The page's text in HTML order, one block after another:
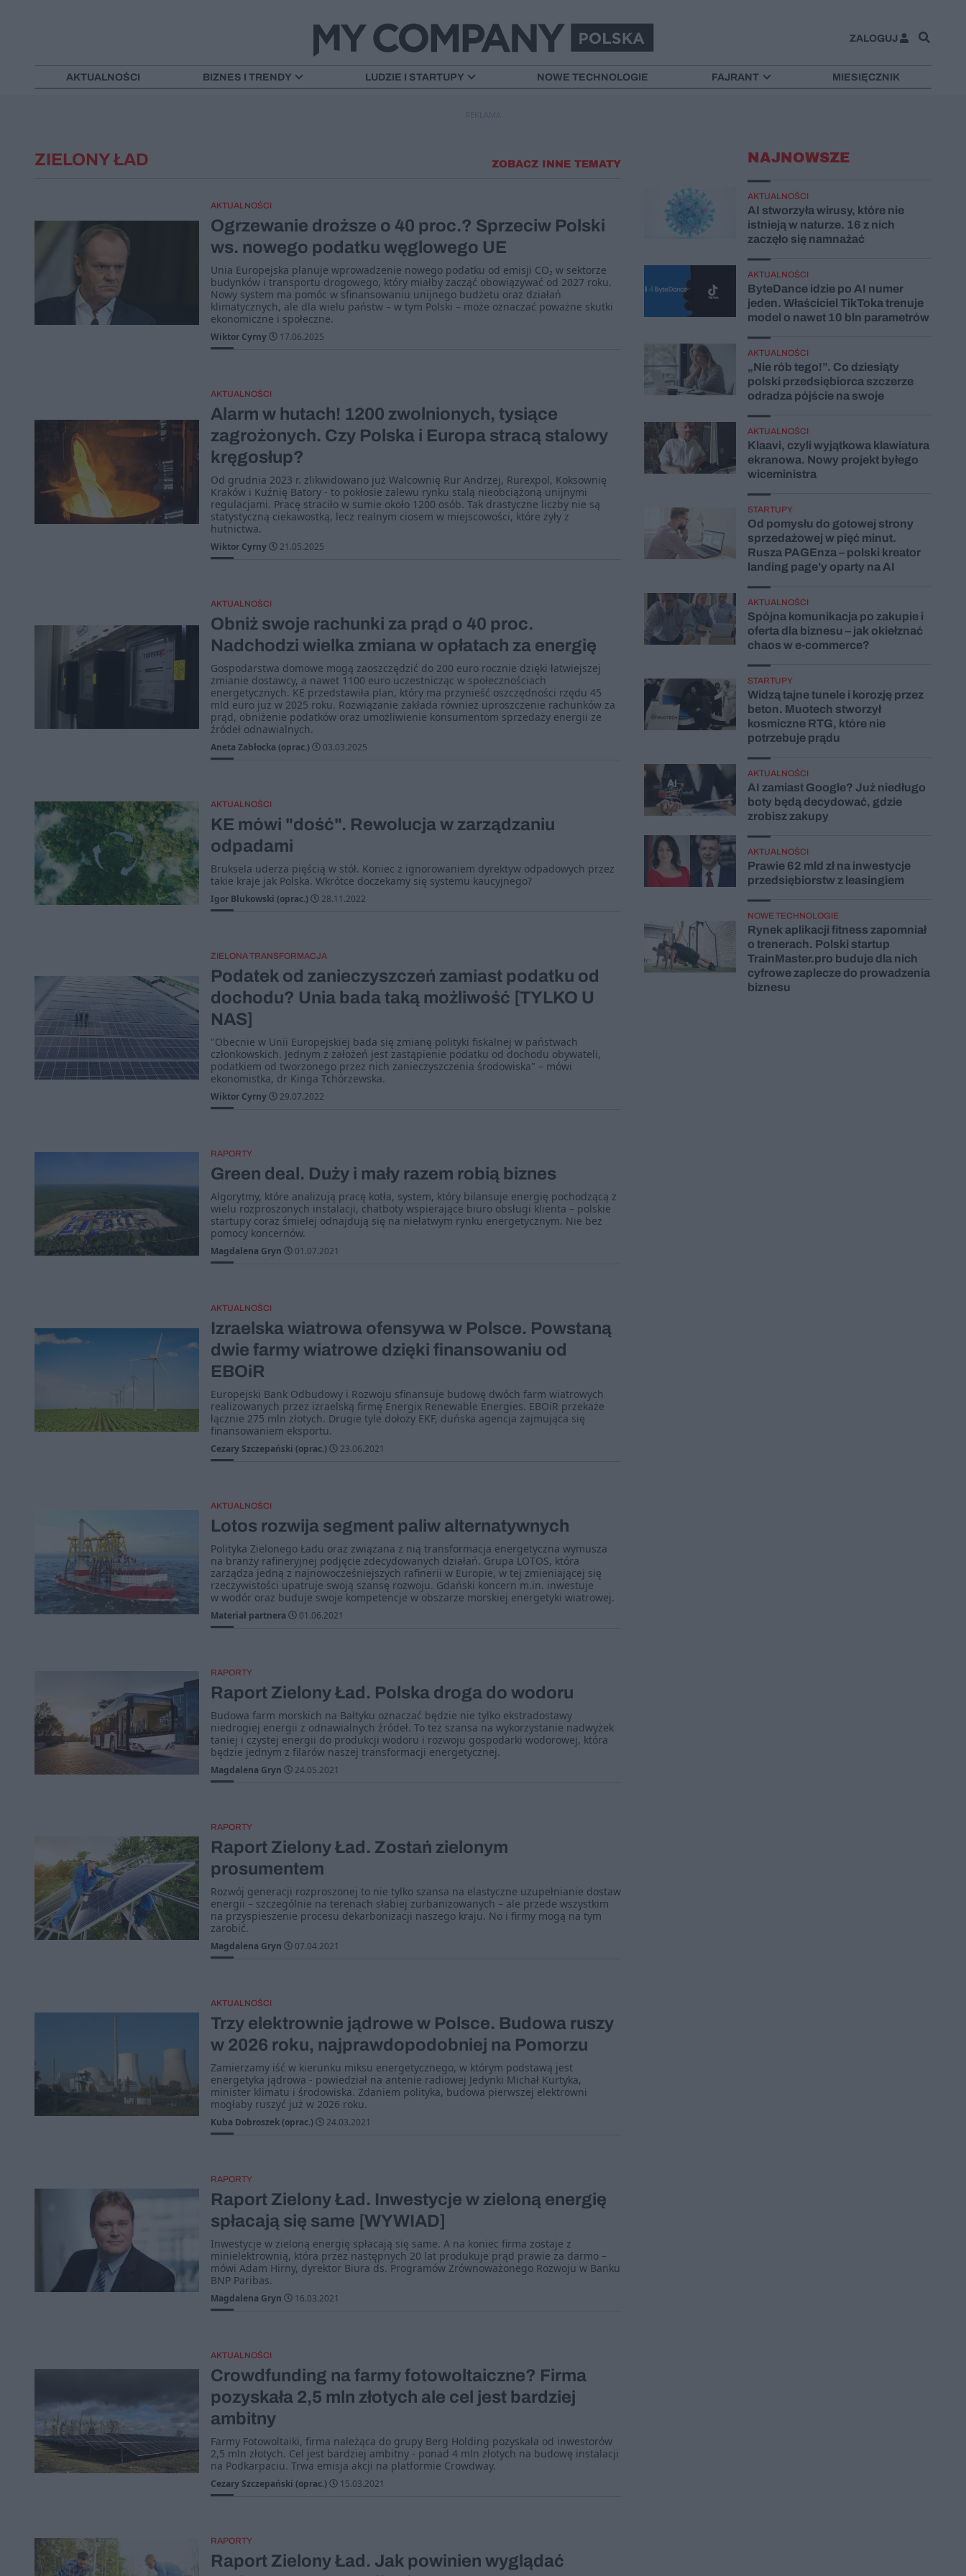
ZALOGUJ
AKTUALNOŚCI BIZNES I TRENDY LUDZIE I STARTUPY NOWE TECHNOLOGIE FAJRANT MIESIĘCZNIK
ZIELONY ŁAD ZOBACZ INNE TEMATY
AKTUALNOŚCI
Ogrzewanie droższe o 40 proc.? Sprzeciw Polski
ws. nowego podatku węglowego UE
Unia Europejska planuje wprowadzenie nowego podatku od emisji CO₂ w sektorze
budynków i transportu drogowego, który miałby zacząć obowiązywać od 2027 roku.
Nowy system ma pomóc w sfinansowaniu unijnego budżetu oraz działań
klimatycznych, ale dla wielu państw – w tym Polski – może oznaczać poważne skutki
ekonomiczne i społeczne.
Wiktor Cyrny 17.06.2025
AKTUALNOŚCI
Alarm w hutach! 1200 zwolnionych, tysiące
zagrożonych. Czy Polska i Europa stracą stalowy
kręgosłup?
Od grudnia 2023 r. zlikwidowano już Walcownię Rur Andrzej, Rurexpol, Koksownię
Kraków i Kuźnię Batory - to pokłosie zalewu rynku stalą nieobciążoną unijnymi
regulacjami. Pracę straciło w sumie około 1200 osób. Tak drastyczne liczby nie są
statystyczną ciekawostką, lecz realnym ciosem w miejscowości, które żyły z
hutnictwa.
Wiktor Cyrny 21.05.2025
AKTUALNOŚCI
Obniż swoje rachunki za prąd o 40 proc.
Nadchodzi wielka zmiana w opłatach za energię
Gospodarstwa domowe mogą zaoszczędzić do 200 euro rocznie dzięki łatwiejszej
zmianie dostawcy, a nawet 1100 euro uczestnicząc w społecznościach
energetycznych. KE przedstawiła plan, który ma przynieść oszczędności rzędu 45
mld euro już w 2025 roku. Rozwiązanie zakłada również uproszczenie rachunków za
prąd, obniżenie podatków oraz umożliwienie konsumentom sprzedaży energii ze
źródeł odnawialnych.
Aneta Zabłocka (oprac.) 03.03.2025
AKTUALNOŚCI
KE mówi "dość". Rewolucja w zarządzaniu
odpadami
Bruksela uderza pięścią w stół. Koniec z ignorowaniem dyrektyw odpadowych przez
takie kraje jak Polska. Wkrótce doczekamy się systemu kaucyjnego?
Igor Blukowski (oprac.) 28.11.2022
ZIELONA TRANSFORMACJA
Podatek od zanieczyszczeń zamiast podatku od
dochodu? Unia bada taką możliwość [TYLKO U
NAS]
"Obecnie w Unii Europejskiej bada się zmianę polityki fiskalnej w państwach
członkowskich. Jednym z założeń jest zastąpienie podatku od dochodu obywateli,
podatkiem od tworzonego przez nich zanieczyszczenia środowiska" – mówi
ekonomistka, dr Kinga Tchórzewska.
Wiktor Cyrny 29.07.2022
RAPORTY
Green deal. Duży i mały razem robią biznes
Algorytmy, które analizują pracę kotła, system, który bilansuje energię pochodzącą z
wielu rozproszonych instalacji, chatboty wspierające biuro obsługi klienta – polskie
startupy coraz śmielej odnajdują się na niełatwym rynku energetycznym. Nie bez
pomocy koncernów.
Magdalena Gryn 01.07.2021
AKTUALNOŚCI
Izraelska wiatrowa ofensywa w Polsce. Powstaną
dwie farmy wiatrowe dzięki finansowaniu od
EBOiR
Europejski Bank Odbudowy i Rozwoju sfinansuje budowę dwóch farm wiatrowych
realizowanych przez izraelską firmę Energix Renewable Energies. EBOiR przekaże
łącznie 275 mln złotych. Drugie tyle dołoży EKF, duńska agencja zajmująca się
finansowaniem eksportu.
Cezary Szczepański (oprac.) 23.06.2021
AKTUALNOŚCI
Lotos rozwija segment paliw alternatywnych
Polityka Zielonego Ładu oraz związana z nią transformacja energetyczna wymusza
na branży rafineryjnej podjęcie zdecydowanych działań. Grupa LOTOS, która
zarządza jedną z najnowocześniejszych rafinerii w Europie, w tej zmieniającej się
rzeczywistości upatruje swoją szansę rozwoju. Gdański koncern m.in. inwestuje
w wodór oraz buduje swoje kompetencje w obszarze morskiej energetyki wiatrowej.
Materiał partnera 01.06.2021
RAPORTY
Raport Zielony Ład. Polska droga do wodoru
Budowa farm morskich na Bałtyku oznaczać będzie nie tylko ekstradostawy
niedrogiej energii z odnawialnych źródeł. To też szansa na wykorzystanie nadwyżek
taniej i czystej energii do produkcji wodoru i rozwoju gospodarki wodorowej, która
będzie jednym z filarów naszej transformacji energetycznej.
Magdalena Gryn 24.05.2021
RAPORTY
Raport Zielony Ład. Zostań zielonym
prosumentem
Rozwój generacji rozproszonej to nie tylko szansa na elastyczne uzupełnianie dostaw
energii – szczególnie na terenach słabiej zurbanizowanych – ale przede wszystkim
na przyspieszenie procesu dekarbonizacji naszego kraju. No i firmy mogą na tym
zarobić.
Magdalena Gryn 07.04.2021
AKTUALNOŚCI
Trzy elektrownie jądrowe w Polsce. Budowa ruszy
w 2026 roku, najprawdopodobniej na Pomorzu
Zamierzamy iść w kierunku miksu energetycznego, w którym podstawą jest
energetyka jądrowa - powiedział na antenie radiowej Jedynki Michał Kurtyka,
minister klimatu i środowiska. Zdaniem polityka, budowa pierwszej elektrowni
mogłaby ruszyć już w 2026 roku.
Kuba Dobroszek (oprac.) 24.03.2021
RAPORTY
Raport Zielony Ład. Inwestycje w zieloną energię
spłacają się same [WYWIAD]
Inwestycje w zieloną energię spłacają się same. A na koniec firma zostaje z
minielektrownią, która przez następnych 20 lat produkuje prąd prawie za darmo –
mówi Adam Hirny, dyrektor Biura ds. Programów Zrównoważonego Rozwoju w Banku
BNP Paribas.
Magdalena Gryn 16.03.2021
AKTUALNOŚCI
Crowdfunding na farmy fotowoltaiczne? Firma
pozyskała 2,5 mln złotych ale cel jest bardziej
ambitny
Farmy Fotowoltaiki, firma należąca do grupy Berg Holding pozyskała od inwestorów
2,5 mln złotych. Cel jest bardziej ambitny - ponad 4 mln złotych na budowę instalacji
na Podkarpaciu. Trwa emisja akcji na platformie Crowdway.
Cezary Szczepański (oprac.) 15.03.2021
RAPORTY
Raport Zielony Ład. Jak powinien wyglądać
NAJNOWSZE
AKTUALNOŚCI
AI stworzyła wirusy, które nie
istnieją w naturze. 16 z nich
zaczęło się namnażać
AKTUALNOŚCI
ByteDance idzie po AI numer
jeden. Właściciel TikToka trenuje
model o nawet 10 bln parametrów
AKTUALNOŚCI
„Nie rób tego!”. Co dziesiąty
polski przedsiębiorca szczerze
odradza pójście na swoje
AKTUALNOŚCI
Klaavi, czyli wyjątkowa klawiatura
ekranowa. Nowy projekt byłego
wiceministra
STARTUPY
Od pomysłu do gotowej strony
sprzedażowej w pięć minut.
Rusza PAGEnza – polski kreator
landing page’y oparty na AI
AKTUALNOŚCI
Spójna komunikacja po zakupie i
oferta dla biznesu – jak okiełznać
chaos w e-commerce?
STARTUPY
Widzą tajne tunele i korozję przez
beton. Muotech stworzył
kosmiczne RTG, które nie
potrzebuje prądu
AKTUALNOŚCI
AI zamiast Google? Już niedługo
boty będą decydować, gdzie
zrobisz zakupy
AKTUALNOŚCI
Prawie 62 mld zł na inwestycje
przedsiębiorstw z leasingiem
NOWE TECHNOLOGIE
Rynek aplikacji fitness zapomniał
o trenerach. Polski startup
TrainMaster.pro buduje dla nich
cyfrowe zaplecze do prowadzenia
biznesu